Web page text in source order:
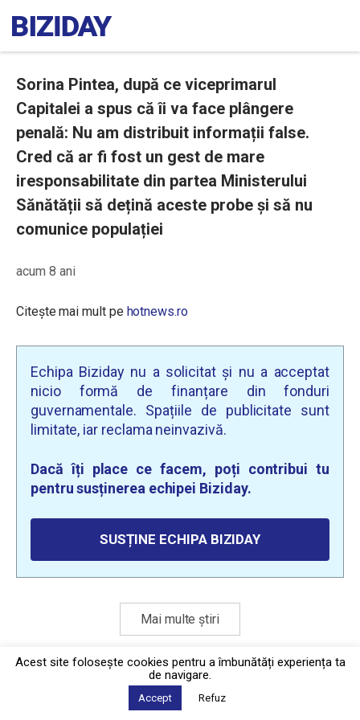
Sorina Pintea, după ce viceprimarul
Capitalei a spus că îi va face plângere
penală: Nu am distribuit informații false.
Cred că ar fi fost un gest de mare
iresponsabilitate din partea Ministerului
Sănătății să dețină aceste probe și să nu
comunice populației
acum 8 ani
Citește mai mult pe hotnews.ro
Echipa Biziday nu a solicitat și nu a acceptat
nicio formă de finanțare din fonduri
guvernamentale. Spațiile de publicitate sunt
limitate, iar reclama neinvazivă.
Dacă îți place ce facem, poți contribui tu
pentru susținerea echipei Biziday.
SUSȚINE ECHIPA BIZIDAY
Mai multe știri
Politica de confidențialitate
2026 © Biziday
Acest site foloseşte cookies pentru a îmbunătăți experiența ta
de navigare.
Accept Refuz